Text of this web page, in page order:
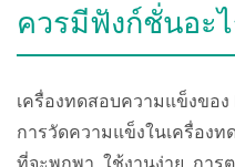
ควรมีฟังก์ชั่นอะ
เครื่องทดสอบความแข็งของ
การวัดความแข็งในเครื่องท